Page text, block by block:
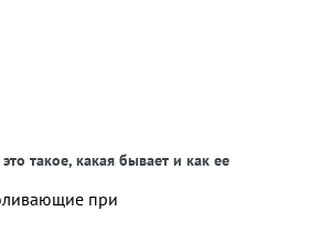
такое, какая бывает и как ее